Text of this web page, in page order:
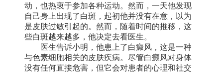
动，也热衷于参加各种运动。然而，一天他发现
自己身上出现了白斑，起初他并没有在意，以为
是皮肤过敏引起的。然而，随着时间的推移，这
些白斑越来越多，他决定去看医生。
医生告诉小明，他患上了白癜风，这是一种
与色素细胞相关的皮肤疾病。尽管白癜风对身体
没有任何直接危害，但它会对患者的心理和社交